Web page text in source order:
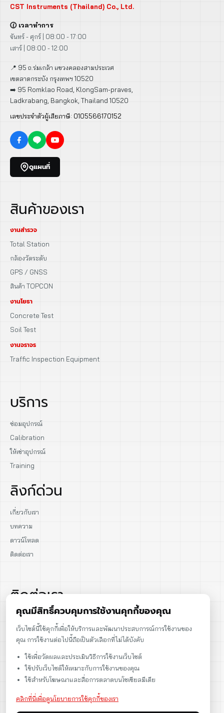
CST Instruments (Thailand) Co., Ltd.
🕜 เวลาทำการ
จันทร์ - ศุกร์ | 08:00 - 17:00
เสาร์ | 08:00 - 12:00
📍 95 ถ.ร่มเกล้า แขวงคลองสามประเวศ
เขตลาดกระบัง กรุงเทพฯ 10520
➡️ 95 Romklao Road, KlongSam-praves,
Ladkrabang, Bangkok, Thailand 10520
เลขประจำตัวผู้เสียภาษี: 0105566170152
ดูแผนที่
สินค้าของเรา
งานสำรวจ
Total Station
กล้องวัดระดับ
GPS / GNSS
สินค้า TOPCON
งานโยธา
Concrete Test
Soil Test
งานจราจร
Traffic Inspection Equipment
บริการ
ซ่อมอุปกรณ์
Calibration
ให้เช่าอุปกรณ์
Training
ลิงก์ด่วน
เกี่ยวกับเรา
บทความ
ดาวน์โหลด
ติดต่อเรา
ติดต่อเรา
086-086-2000
sales@cst.co.th
คุณมีสิทธิ์ควบคุมการใช้งานคุกกี้ของคุณ
เว็บไซต์นี้ใช้คุกกี้เพื่อให้บริการและพัฒนาประสบการณ์การใช้งานของ
คุณ การใช้งานต่อไปนี้ถือเป็นตัวเลือกที่ไม่ได้บังคับ
ใช้เพื่อวัดผลและประเมินวิธีการใช้งานเว็บไซต์
ใช้ปรับเว็บไซต์ให้เหมาะกับการใช้งานของคุณ
ใช้สำหรับโฆษณาและสื่อการตลาดบนโซเชียลมีเดีย
คลิกที่นี่เพื่อดูนโยบายการใช้คุกกี้ของเรา